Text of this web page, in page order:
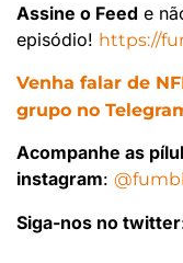
Assine o Feed e
episódio! https://
Venha falar de
grupo no
Acompanhe as
instagram:
Siga-nos no twitter